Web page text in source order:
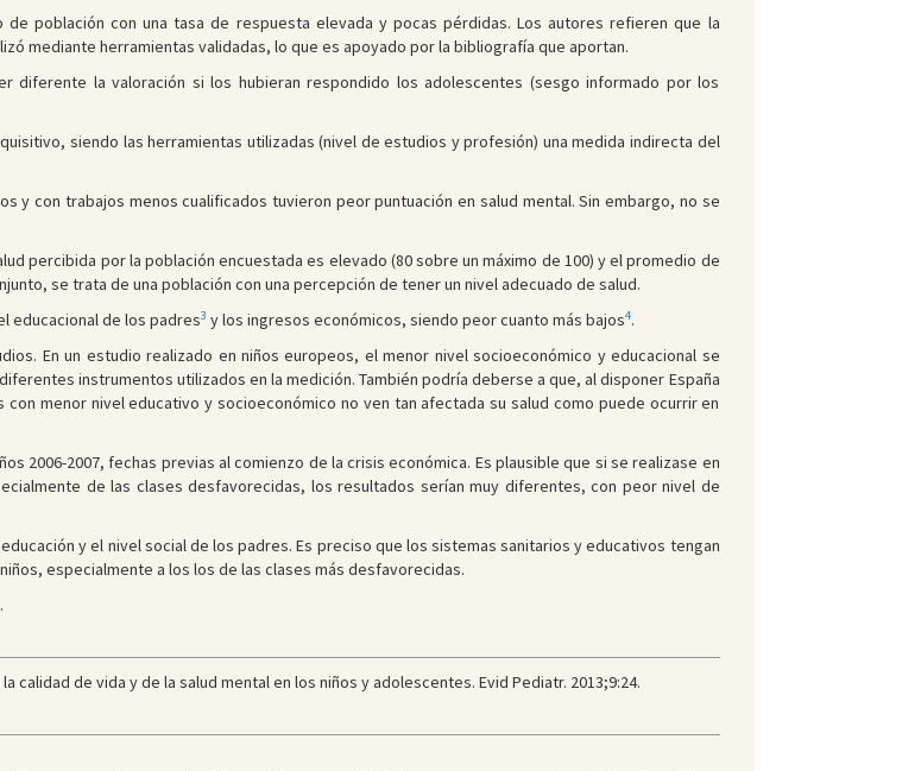
población con una tasa de respuesta elevada y pocas pérdidas. Los autores refieren que la
mediante herramientas validadas, lo que es apoyado por la bibliografía que aportan.
diferente la valoración si los hubieran respondido los adolescentes (sesgo informado por los
siendo las herramientas utilizadas (nivel de estudios y profesión) una medida indirecta del
y con trabajos menos cualificados tuvieron peor puntuación en salud mental. Sin embargo, no se
percibida por la población encuestada es elevado (80 sobre un máximo de 100) y el promedio de
se trata de una población con una percepción de tener un nivel adecuado de salud.
educacional de los padres3 y los ingresos económicos, siendo peor cuanto más bajos4.
En un estudio realizado en niños europeos, el menor nivel socioeconómico y educacional se
instrumentos utilizados en la medición. También podría deberse a que, al disponer España
menor nivel educativo y socioeconómico no ven tan afectada su salud como puede ocurrir en
2006-2007, fechas previas al comienzo de la crisis económica. Es plausible que si se realizase en
de las clases desfavorecidas, los resultados serían muy diferentes, con peor nivel de
y el nivel social de los padres. Es preciso que los sistemas sanitarios y educativos tengan
especialmente a los los de las clases más desfavorecidas.
calidad de vida y de la salud mental en los niños y adolescentes. Evid Pediatr. 2013;9:24.